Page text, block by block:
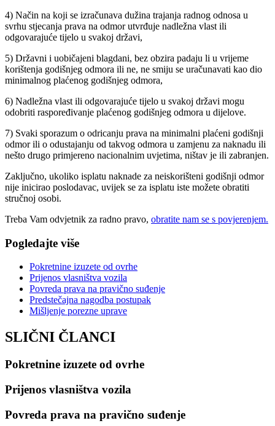
4) Način na koji se izračunava dužina trajanja radnog odnosa u
svrhu stjecanja prava na odmor utvrđuje nadležna vlast ili
odgovarajuće tijelo u svakoj državi,
5) Državni i uobičajeni blagdani, bez obzira padaju li u vrijeme
korištenja godišnjeg odmora ili ne, ne smiju se uračunavati kao dio
minimalnog plaćenog godišnjeg odmora,
6) Nadležna vlast ili odgovarajuće tijelo u svakoj državi mogu
odobriti raspoređivanje plaćenog godišnjeg odmora u dijelove.
7) Svaki sporazum o odricanju prava na minimalni plaćeni godišnji
odmor ili o odustajanju od takvog odmora u zamjenu za naknadu ili
nešto drugo primjereno nacionalnim uvjetima, ništav je ili zabranjen.
Zaključno, ukoliko isplatu naknade za neiskorišteni godišnji odmor
nije inicirao poslodavac, uvijek se za isplatu iste možete obratiti
stručnoj osobi.
Treba Vam odvjetnik za radno pravo, obratite nam se s povjerenjem.
Pogledajte više
Pokretnine izuzete od ovrhe
Prijenos vlasništva vozila
Povreda prava na pravično suđenje
Predstečajna nagodba postupak
Mišljenje porezne uprave
SLIČNI ČLANCI
Pokretnine izuzete od ovrhe
Prijenos vlasništva vozila
Povreda prava na pravično suđenje